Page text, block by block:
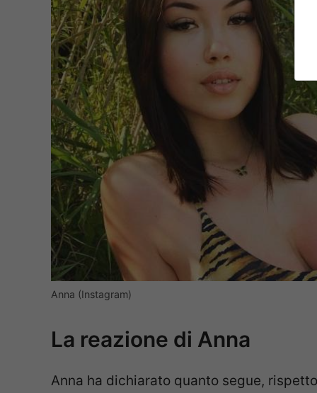
Anna (Instagram)
La reazione di Anna
Anna ha dichiarato quanto segue,